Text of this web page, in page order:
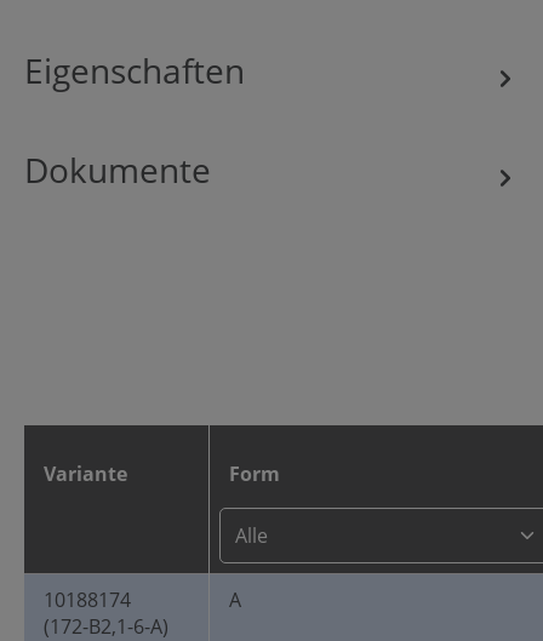
Eigenschaften
Dokumente
Variante Form
10188174
(172-B2,1-6-A)
A